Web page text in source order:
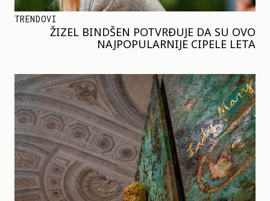
TRENDOVI
ŽIZEL BINDŠEN POTVRĐUJE DA SU OVO
NAJPOPULARNIJE CIPELE LETA